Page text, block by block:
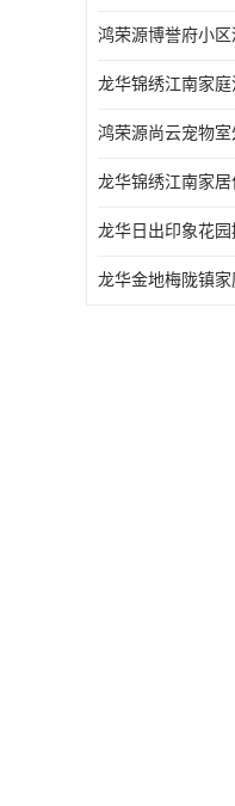
鸿荣源博誉府小
龙华锦绣江南家庭
鸿荣源尚云宠物室
龙华锦绣江南家居
龙华日出印象花
龙华金地梅陇镇